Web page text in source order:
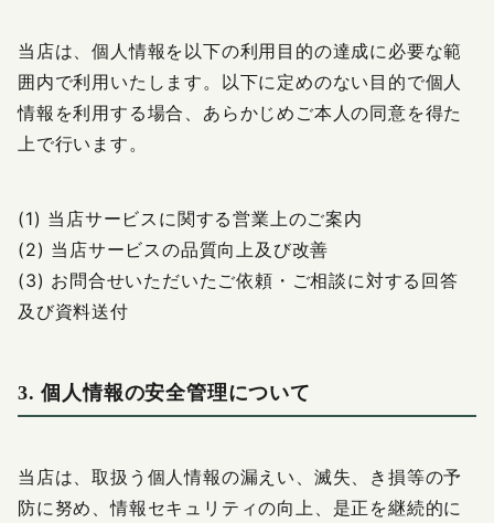
当店は、個人情報を以下の利用目的の達成に必要な範
囲内で利用いたします。以下に定めのない目的で個人
情報を利用する場合、あらかじめご本人の同意を得た
上で行います。
(1) 当店サービスに関する営業上のご案内
(2) 当店サービスの品質向上及び改善
(3) お問合せいただいたご依頼・ご相談に対する回答
及び資料送付
3. 個人情報の安全管理について
当店は、取扱う個人情報の漏えい、滅失、き損等の予
防に努め、情報セキュリティの向上、是正を継続的に